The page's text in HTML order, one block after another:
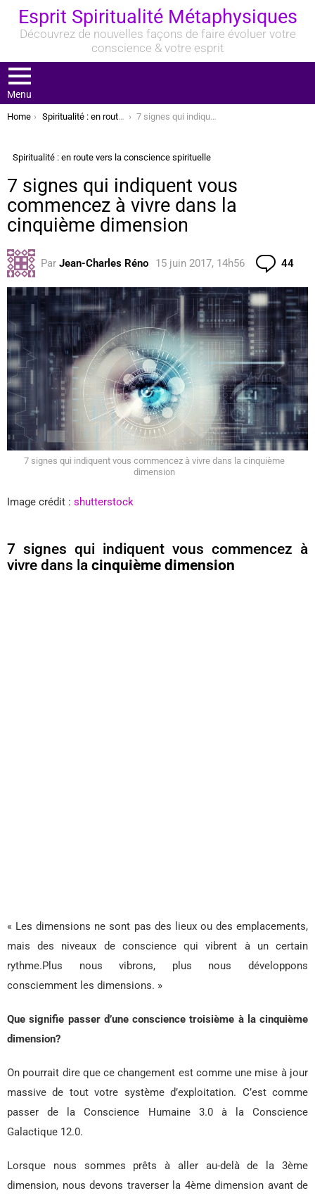
Esprit Spiritualité Métaphysiques
Découvrez de nouvelles façons de faire évoluer votre
conscience & votre esprit
Menu
You are here:
Home Spiritualité : en route vers la conscience spirituelle 7 signes qui indiquent vous commencez à vivre dans la cinquième dimension
Spiritualité : en route vers la conscience spirituelle
7 signes qui indiquent vous
commencez à vivre dans la
cinquième dimension
Par Jean-Charles Réno 15 juin 2017, 14h56 44
7 signes qui indiquent vous commencez à vivre dans la cinquième
dimension
Image crédit : shutterstock
7 signes qui indiquent vous commencez à
vivre dans la cinquième dimension
« Les dimensions ne sont pas des lieux ou des emplacements,
mais des niveaux de conscience qui vibrent à un certain
rythme.Plus nous vibrons, plus nous développons
consciemment les dimensions. »
Que signifie passer d’une conscience troisième à la cinquième
dimension?
On pourrait dire que ce changement est comme une mise à jour
massive de tout votre système d’exploitation. C’est comme
passer de la Conscience Humaine 3.0 à la Conscience
Galactique 12.0.
Lorsque nous sommes prêts à aller au-delà de la 3ème
dimension, nous devons traverser la 4ème dimension avant de